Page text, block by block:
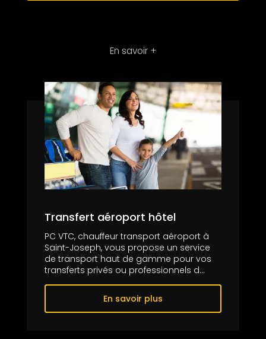
En savoir +
Transfert aéroport hôtel
PC VTC, chauffeur transport aéroport à
Saint-Joseph, vous propose un service
de transport haut de gamme pour vos
transferts privés ou professionnels d...
En savoir plus